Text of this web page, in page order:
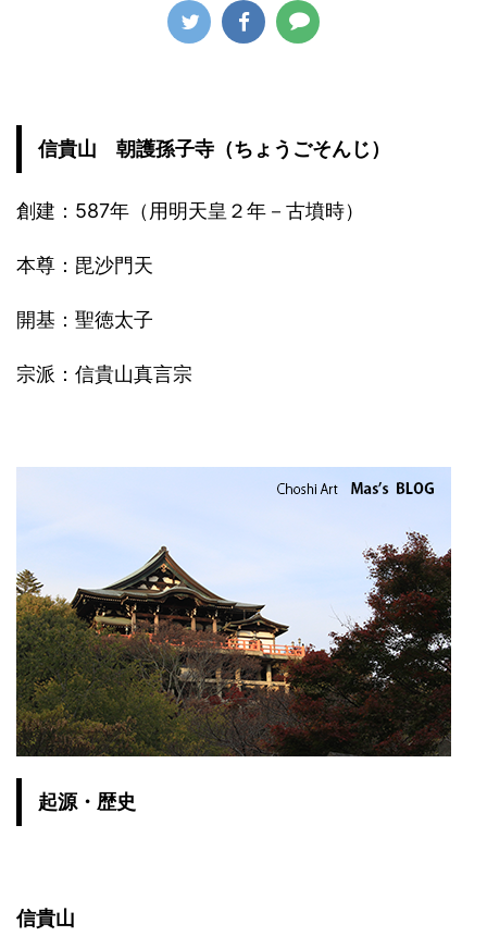
信貴山 朝護孫子寺（ちょうごそんじ）
創建：587年（用明天皇２年－古墳時）
本尊：毘沙門天
開基：聖徳太子
宗派：信貴山真言宗
起源・歴史
信貴山